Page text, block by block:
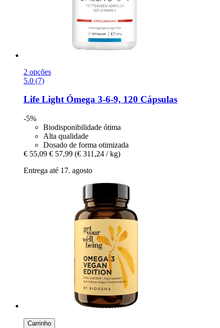
2 opções
5.0 (7)
Life LightÓmega 3-​6-​9, 120 Cápsulas
-5%
Biodisponibilidade ótima
Alta qualidade
Dosado de forma otimizada
€ 55,09 € 57,99 (€ 311,24 / kg)
Entrega até 17. agosto
Carrinho